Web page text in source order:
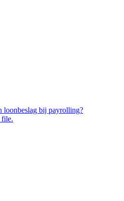
loonbeslag bij payrolling?
file.